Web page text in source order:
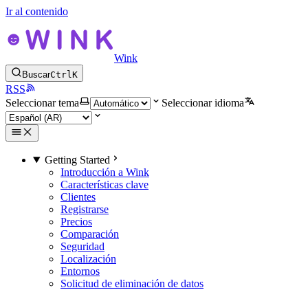
Ir al contenido
Wink
BuscarCtrlK
RSS
Seleccionar tema
Seleccionar idioma
Getting Started
Introducción a Wink
Características clave
Clientes
Registrarse
Precios
Comparación
Seguridad
Localización
Entornos
Solicitud de eliminación de datos